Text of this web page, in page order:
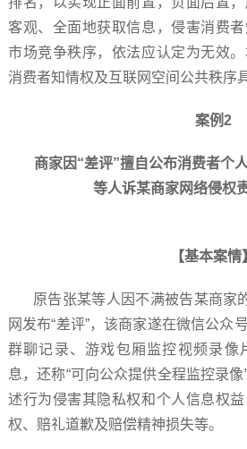
客观、全面地获取信息，侵害消费
市场竞争秩序，依法应认定为无效
消费者知情权及互联网空间公共秩序
案例2
商家因“差评”擅自公布消费者
等人诉某商家网络侵权
【基本案情
原告张某等人因不满被告某商家
网发布“差评”，该商家遂在微信公众
群聊记录、游戏包厢监控视频录像
息，还称“可向公众提供全程监控录
述行为侵害其隐私权和个人信息权
权、赔礼道歉及赔偿精神损失等。